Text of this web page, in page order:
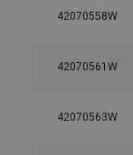
42070558W
42070561W
42070563W